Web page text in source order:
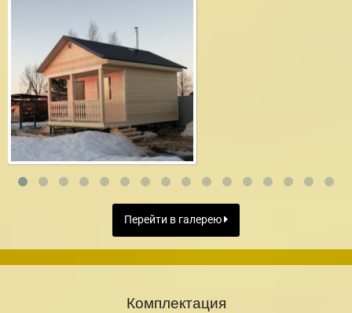
Перейти в галерею
Комплектация